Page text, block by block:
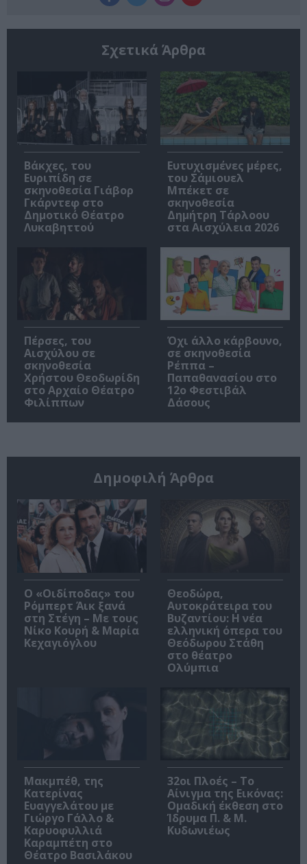
Σχετικά Άρθρα
Βάκχες, του
Ευριπίδη σε
σκηνοθεσία Γιάβορ
Γκάρντεφ στο
Δημοτικό Θέατρο
Λυκαβηττού
Ευτυχισμένες μέρες,
του Σάμιουελ
Μπέκετ σε
σκηνοθεσία
Δημήτρη Τάρλοου
στα Αισχύλεια 2026
Πέρσες, του
Αισχύλου σε
σκηνοθεσία
Χρήστου Θεοδωρίδη
στο Αρχαίο Θέατρο
Φιλίππων
Όχι άλλο κάρβουνο,
σε σκηνοθεσία
Ρέππα –
Παπαθανασίου στο
12ο Φεστιβάλ
Δάσους
Δημοφιλή Άρθρα
O «Οιδίποδας» του
Ρόμπερτ Άικ ξανά
στη Στέγη – Με τους
Νίκο Κουρή & Μαρία
Κεχαγιόγλου
Θεοδώρα,
Αυτοκράτειρα του
Βυζαντίου: Η νέα
ελληνική όπερα του
Θεόδωρου Στάθη
στο θέατρο
Ολύμπια
Μακμπέθ, της
Κατερίνας
Ευαγγελάτου με
Γιώργο Γάλλο &
Καρυοφυλλιά
Καραμπέτη στο
Θέατρο Βασιλάκου
32οι Πλοές – Το
Αίνιγμα της Εικόνας:
Ομαδική έκθεση στο
Ίδρυμα Π. & Μ.
Κυδωνιέως